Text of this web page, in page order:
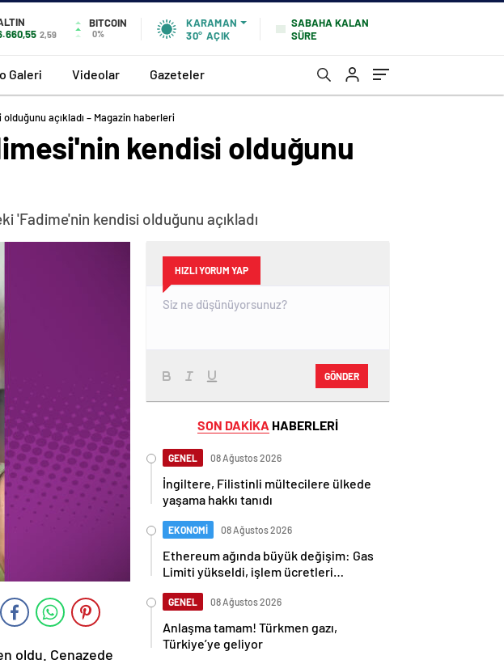
2,59
BITCOIN
0%
KARAMAN
30° AÇIK
SABAHA KALAN
SÜRE
Galeri Videolar Gazeteler
açıkladı – Magazin haberleri
kendisi olduğunu
'Fadime'nin kendisi olduğunu açıkladı
oldu. Cenazede
HIZLI YORUM YAP
GÖNDER
SON DAKİKA HABERLERİ
GENEL 08 Ağustos 2026
İngiltere, Filistinli mültecilere ülkede
yaşama hakkı tanıdı
EKONOMİ 08 Ağustos 2026
Ethereum ağında büyük değişim: Gas
Limiti yükseldi, işlem ücretleri
GENEL 08 Ağustos 2026
Anlaşma tamam! Türkmen gazı,
Türkiye’ye geliyor